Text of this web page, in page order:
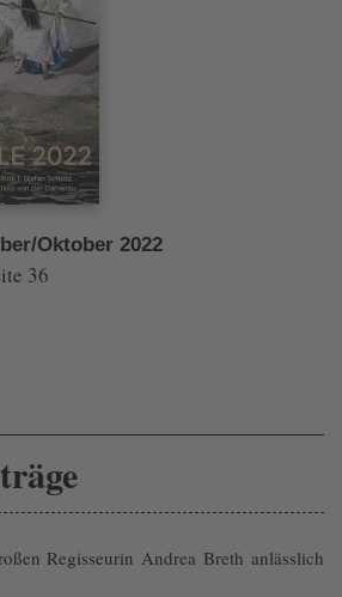
Oktober 2022
36
Regisseurin Andrea Breth anlässlich